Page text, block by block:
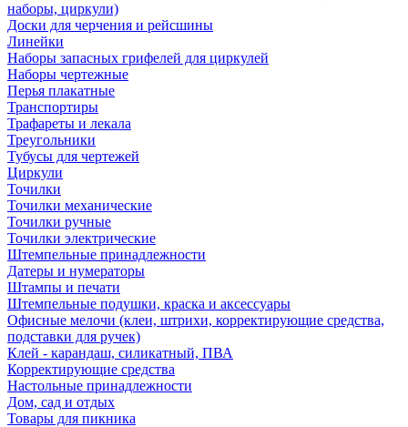
наборы, циркули)
Доски для черчения и рейсшины
Линейки
Наборы запасных грифелей для циркулей
Наборы чертежные
Перья плакатные
Транспортиры
Трафареты и лекала
Треугольники
Тубусы для чертежей
Циркули
Точилки
Точилки механические
Точилки ручные
Точилки электрические
Штемпельные принадлежности
Датеры и нумераторы
Штампы и печати
Штемпельные подушки, краска и аксессуары
Офисные мелочи (клеи, штрихи, корректирующие средства,
подставки для ручек)
Клей - карандаш, силикатный, ПВА
Корректирующие средства
Настольные принадлежности
Дом, сад и отдых
Товары для пикника